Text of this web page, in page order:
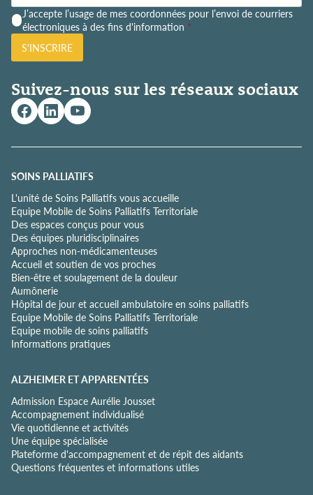
P
o
l
t
q
u
e
e
o
f
i
d
e
n
t
i
a
l
i
t
é
J’accepte l’usage de mes coordonnées pour l’envoi de courriers
électroniques à des fins d'information *
S'INSCRIRE
Suivez-nous sur les réseaux sociaux
SOINS PALLIATIFS
L'unité de Soins Palliatifs vous accueille
Equipe Mobile de Soins Palliatifs Territoriale
Des espaces conçus pour vous
Des équipes pluridisciplinaires
Approches non-médicamenteuses
Accueil et soutien de vos proches
Bien-être et soulagement de la douleur
Aumônerie
Hôpital de jour et accueil ambulatoire en soins palliatifs
Equipe Mobile de Soins Palliatifs Territoriale
Equipe mobile de soins palliatifs
Informations pratiques
ALZHEIMER ET APPARENTÉES
Admission Espace Aurélie Jousset
Accompagnement individualisé
Vie quotidienne et activités
Une équipe spécialisée
Plateforme d'accompagnement et de répit des aidants
Questions fréquentes et informations utiles